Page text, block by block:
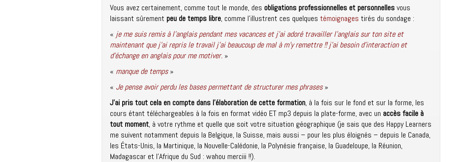
Vous avez certainement, comme tout le monde, des obligations professionnelles et personnellesvous
laissant sûrement peu de temps libre, comme l’illustrent ces quelques témoignages tirés du sondage :
« je me suis remis à l’anglais pendant mes vacances et j’ai adoré travailler l’anglais sur ton site et
maintenant que j’ai repris le travail j’ai beaucoup de mal à m’y remettre !! j’ai besoin d’interaction et
d’échange en anglais pour me motiver. »
« manque de temps»
« Je pense avoir perdu les bases permettant de structurer mes phrases »
J’ai pris tout cela en compte dans l’élaboration de cette formation, à la fois sur le fond et sur la forme, les
cours étant téléchargeables à la fois en format vidéo ET mp3 depuis la plate-forme, avec un accès facile à
tout moment, à votre rythme et quelle que soit votre situation géographique (je sais que des Happy Learners
me suivent notamment depuis la Belgique, la Suisse, mais aussi – pour les plus éloignés – depuis le Canada,
les États-Unis, la Martinique, la Nouvelle-Calédonie, la Polynésie française, la Guadeloupe, la Réunion,
Madagascar et l’Afrique du Sud : wahou merciii !!).